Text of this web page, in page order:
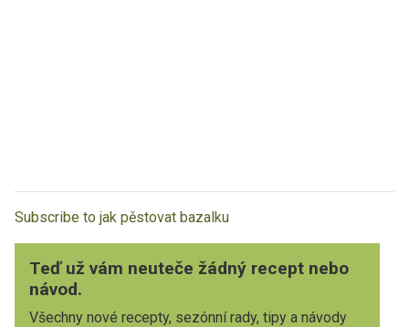
Subscribe to jak pěstovat bazalku
Teď už vám neuteče žádný recept nebo
návod.
Všechny nové recepty, sezónní rady, tipy a návody